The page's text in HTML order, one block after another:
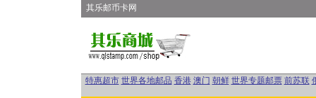
其乐邮币卡网
特惠超市 世界各地邮品 香港 澳门 朝鲜 世界专题邮票 前苏联